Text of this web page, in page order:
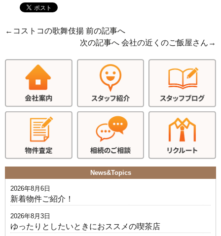
← コストコの歌舞伎揚 前の記事へ
次の記事へ 会社の近くのご飯屋さん →
News&Topics
2026年8月6日
新着物件ご紹介！
2026年8月3日
ゆったりとしたいときにおススメの喫茶店